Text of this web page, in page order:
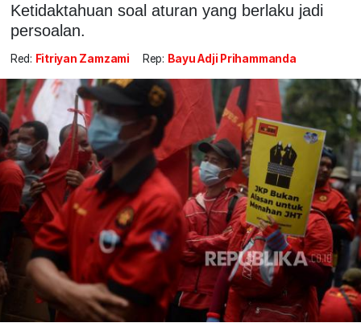
Ketidaktahuan soal aturan yang berlaku jadi
persoalan.
Red: Fitriyan Zamzami Rep: Bayu Adji Prihammanda